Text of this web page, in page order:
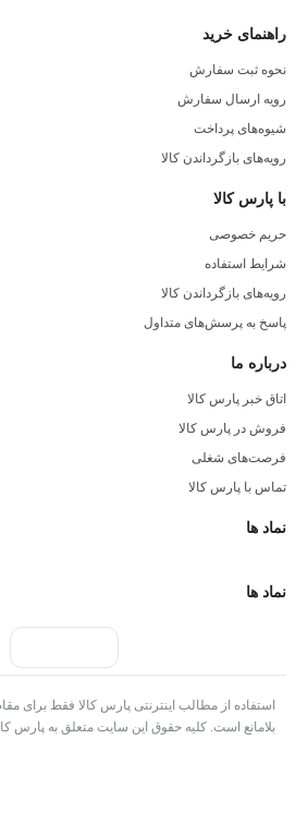
راهنمای خرید
نحوه ثبت سفارش
رویه ارسال سفارش
شیوه‌های پرداخت
رویه‌های بازگرداندن کالا
با پارس کالا
حریم خصوصی
شرایط استفاده
رویه‌های بازگرداندن کالا
پاسخ به پرسش‌های متداول
درباره ما
اتاق خبر پارس کالا
فروش در پارس کالا
فرصت‌های شغلی
تماس با پارس کالا
نماد ها
نماد ها
استفاده از مطالب اینترنتی پارس کالا فقط برای
بلامانع است. کلیه حقوق این سایت متعلق به پارس